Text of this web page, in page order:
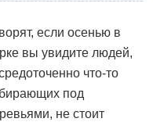
если осенью в
вы увидите людей,
что-то
под
не стоит